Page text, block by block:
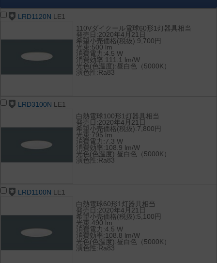
LRD1120N LE1
110Vダイクール電球60形1灯器具相当
発売日:2020年4月21日
希望小売価格(税抜):9,700円
光束:500 lm
消費電力:4.5 W
消費効率:111.1 lm/W
光色(色温度):昼白色（5000K）
演色性:Ra83
LRD3100N LE1
白熱電球100形1灯器具相当
発売日:2020年4月21日
希望小売価格(税抜):7,800円
光束:795 lm
消費電力:7.3 W
消費効率:108.9 lm/W
光色(色温度):昼白色（5000K）
演色性:Ra83
LRD1100N LE1
白熱電球60形1灯器具相当
発売日:2020年4月21日
希望小売価格(税抜):5,100円
光束:490 lm
消費電力:4.5 W
消費効率:108.8 lm/W
光色(色温度):昼白色（5000K）
演色性:Ra83